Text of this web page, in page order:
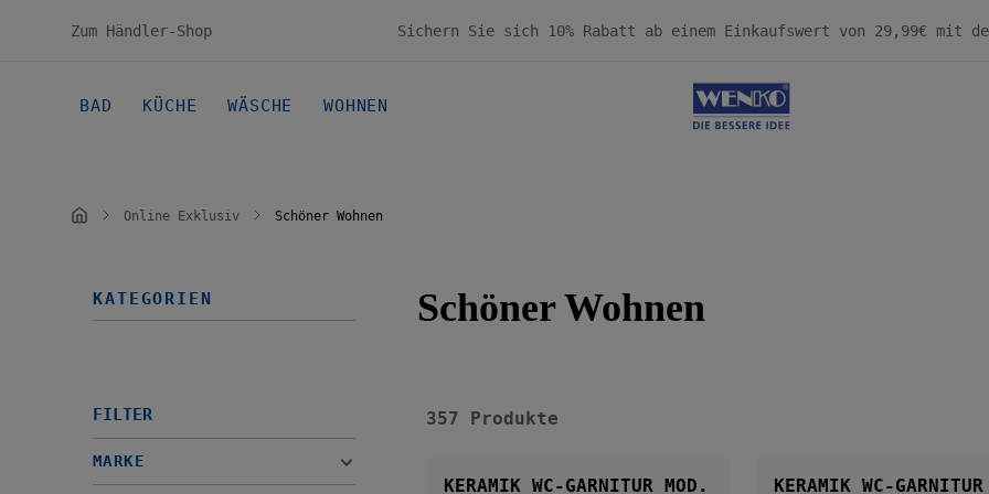
Zur Hauptnavigation springen
Zum Händler-Shop
BAD KÜCHE WÄSCHE WOHNEN
Online Exklusiv Schöner Wohnen
KATEGORIEN
FILTER
MARKE
Schöner Wohnen
357 Produkte
KERAMIK WC-GARNITUR MOD.
KERAMIK WC-GARNITUR